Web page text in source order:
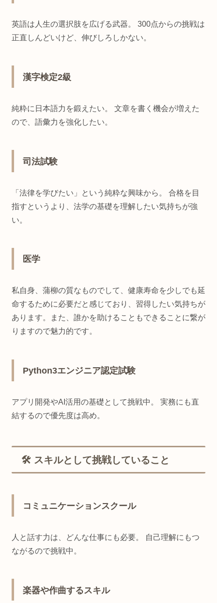
英語は人生の選択肢を広げる武器。 300点からの挑戦は
正直しんどいけど、伸びしろしかない。
漢字検定2級
純粋に日本語力を鍛えたい。 文章を書く機会が増えた
ので、語彙力を強化したい。
司法試験
「法律を学びたい」という純粋な興味から。 合格を目
指すというより、法学の基礎を理解したい気持ちが強
い。
医学
私自身、蒲柳の質なものでして、健康寿命を少しでも延
命するために必要だと感じており、習得したい気持ちが
あります。また、誰かを助けることもできることに繋が
りますので魅力的です。
Python3エンジニア認定試験
アプリ開発やAI活用の基礎として挑戦中。 実務にも直
結するので優先度は高め。
🛠 スキルとして挑戦していること
コミュニケーションスクール
人と話す力は、どんな仕事にも必要。 自己理解にもつ
ながるので挑戦中。
楽器や作曲するスキル